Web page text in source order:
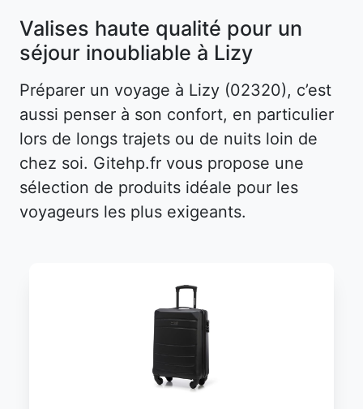
Valises haute qualité pour un
séjour inoubliable à Lizy
Préparer un voyage à Lizy (02320), c’est
aussi penser à son confort, en particulier
lors de longs trajets ou de nuits loin de
chez soi. Gitehp.fr vous propose une
sélection de produits idéale pour les
voyageurs les plus exigeants.